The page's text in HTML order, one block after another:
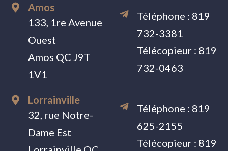
Amos
133, 1re Avenue
Ouest
Amos QC J9T
1V1
Téléphone : 819
732-3381
Télécopieur : 819
732-0463
Lorrainville
32, rue Notre-
Dame Est
Téléphone : 819
625-2155
Télécopieur : 819